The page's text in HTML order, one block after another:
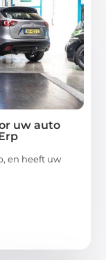
uw auto
en heeft uw